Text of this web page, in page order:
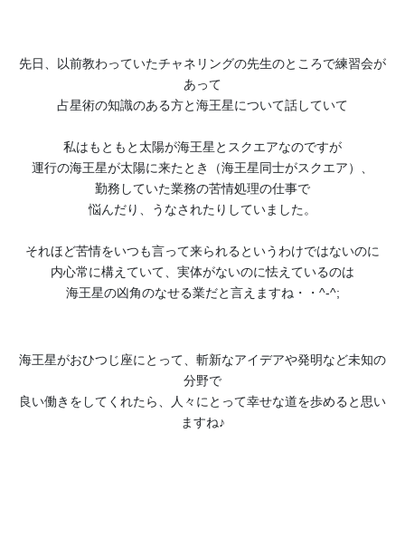
先日、以前教わっていたチャネリングの先生のところで練習会が
あって
占星術の知識のある方と海王星について話していて
私はもともと太陽が海王星とスクエアなのですが
運行の海王星が太陽に来たとき（海王星同士がスクエア）、
勤務していた業務の苦情処理の仕事で
悩んだり、うなされたりしていました。
それほど苦情をいつも言って来られるというわけではないのに
内心常に構えていて、実体がないのに怯えているのは
海王星の凶角のなせる業だと言えますね・・^-^;
海王星がおひつじ座にとって、斬新なアイデアや発明など未知の
分野で
良い働きをしてくれたら、人々にとって幸せな道を歩めると思い
ますね♪